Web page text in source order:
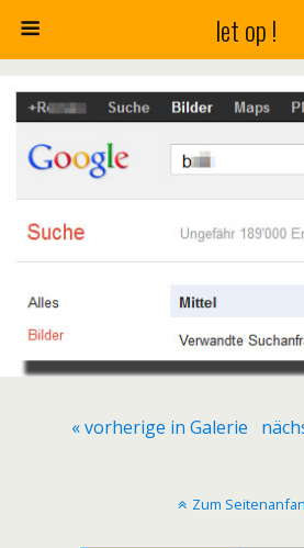
let op !
« vorherige in Galerie
Zum